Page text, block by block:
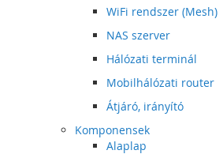
WiFi rendszer (Mesh)
NAS szerver
Hálózati terminál
Mobilhálózati router
Átjáró, irányító
Komponensek
Alaplap